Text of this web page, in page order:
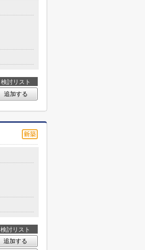
検討リスト
追加する
検討リスト
追加する